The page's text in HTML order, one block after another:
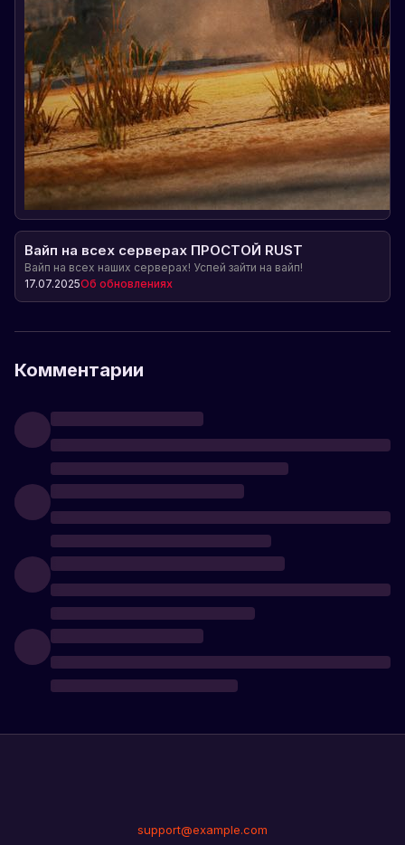
Вайп на всех серверах ПРОСТОЙ RUST
Вайп на всех наших серверах! Успей зайти на вайп!
17.07.2025Об обновлениях
Комментарии
support@example.com